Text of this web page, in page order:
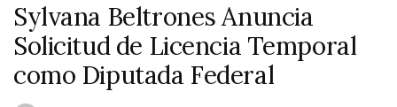
Sylvana Beltrones Anuncia
Solicitud de Licencia Temporal
como Diputada Federal